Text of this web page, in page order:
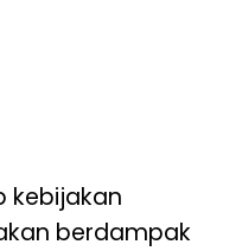
kebijakan
berdampak